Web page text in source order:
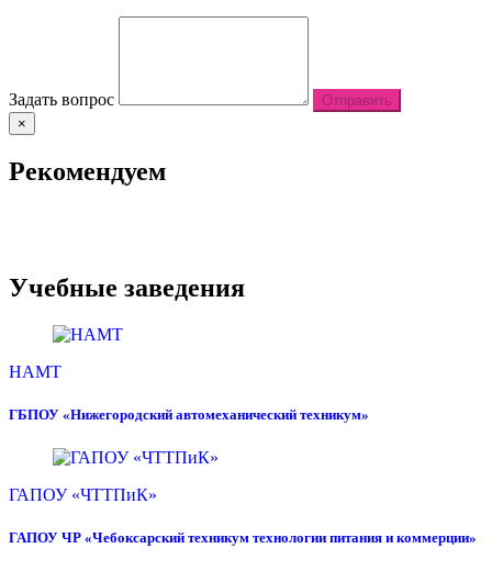
Задать вопрос
Отправить
×
Рекомендуем
Учебные заведения
НАМТ
ГБПОУ «Нижегородский автомеханический техникум»
ГАПОУ «ЧТТПиК»
ГАПОУ ЧР «Чебоксарский техникум технологии питания и коммерции»